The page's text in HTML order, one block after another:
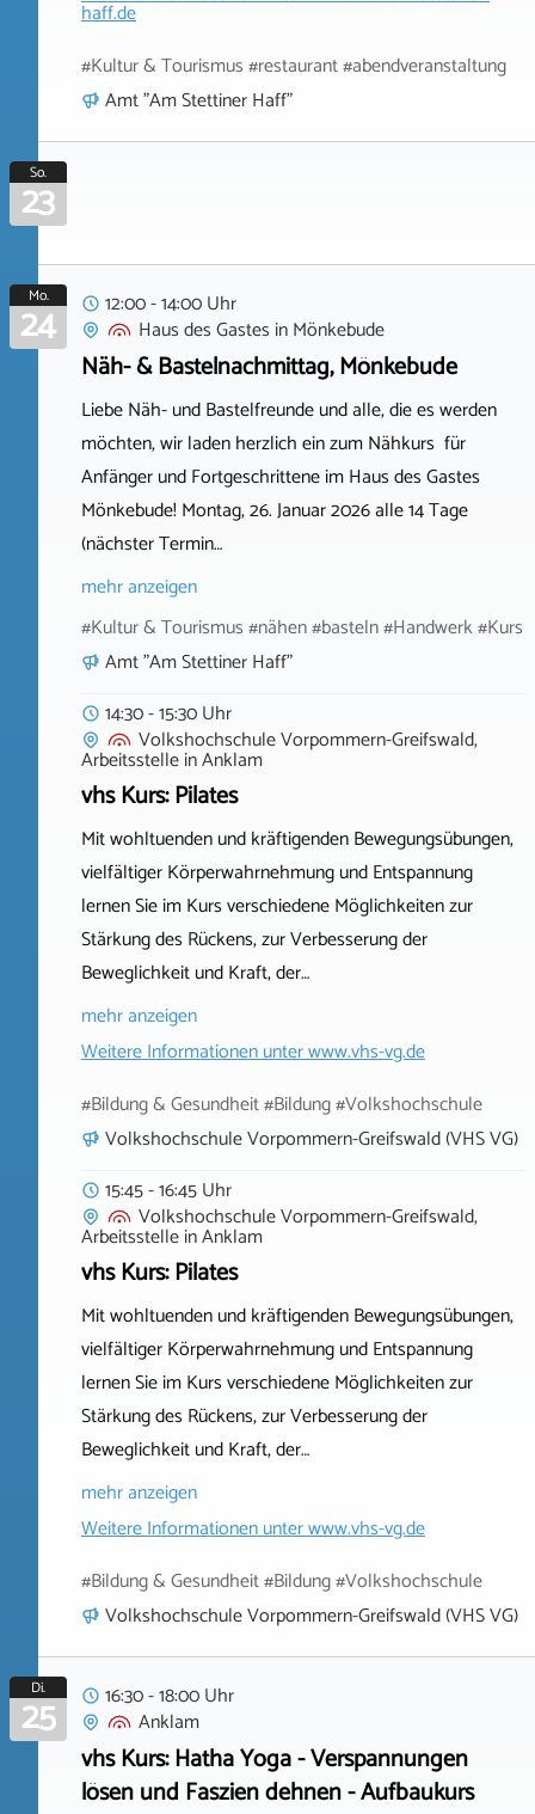
haff.de
#Kultur & Tourismus #restaurant #abendveranstaltung
Amt "Am Stettiner Haff"
So.
23
Mo.
24
12:00 - 14:00 Uhr
Haus des Gastes inMönkebude
Näh- & Bastelnachmittag, Mönkebude
Liebe Näh- und Bastelfreunde und alle, die es werden
möchten, wir laden herzlich ein zum Nähkurs für
Anfänger und Fortgeschrittene im Haus des Gastes
Mönkebude! Montag, 26. Januar 2026 alle 14 Tage
(nächster Termin…
mehr anzeigen
#Kultur & Tourismus #nähen #basteln #Handwerk #Kurs
Amt "Am Stettiner Haff"
14:30 - 15:30 Uhr
Volkshochschule Vorpommern-Greifswald,
ArbeitsstelleinAnklam
vhs Kurs: Pilates
Mit wohltuenden und kräftigenden Bewegungsübungen,
vielfältiger Körperwahrnehmung und Entspannung
lernen Sie im Kurs verschiedene Möglichkeiten zur
Stärkung des Rückens, zur Verbesserung der
Beweglichkeit und Kraft, der…
mehr anzeigen
Weitere Informationen unterwww.vhs-vg.de
#Bildung & Gesundheit #Bildung #Volkshochschule
Volkshochschule Vorpommern-Greifswald (VHS VG)
15:45 - 16:45 Uhr
Volkshochschule Vorpommern-Greifswald,
ArbeitsstelleinAnklam
vhs Kurs: Pilates
Mit wohltuenden und kräftigenden Bewegungsübungen,
vielfältiger Körperwahrnehmung und Entspannung
lernen Sie im Kurs verschiedene Möglichkeiten zur
Stärkung des Rückens, zur Verbesserung der
Beweglichkeit und Kraft, der…
mehr anzeigen
Weitere Informationen unterwww.vhs-vg.de
#Bildung & Gesundheit #Bildung #Volkshochschule
Volkshochschule Vorpommern-Greifswald (VHS VG)
Di.
25
16:30 - 18:00 Uhr
Anklam
vhs Kurs: Hatha Yoga - Verspannungen
lösen und Faszien dehnen - Aufbaukurs